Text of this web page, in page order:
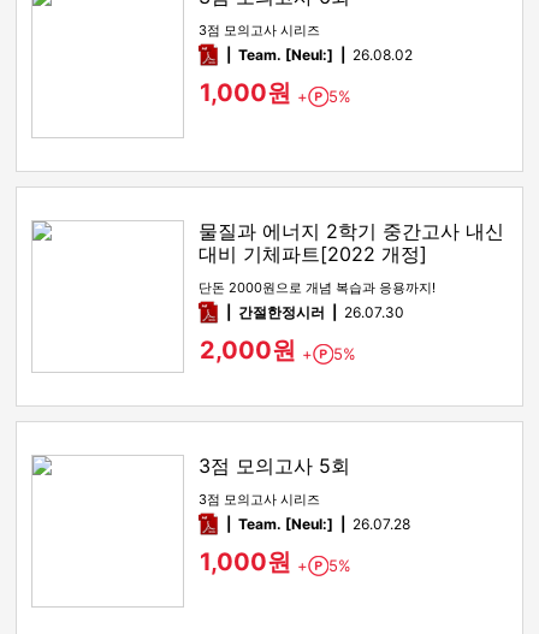
3점 모의고사 시리즈
pdfTeam. [Neul:] 26.08.02
1,000원 + Point
5%
물질과 에너지 2학기 중간고사 내신
대비 기체파트[2022 개정]
단돈 2000원으로 개념 복습과 응용까지!
pdf간절한정시러 26.07.30
2,000원 + Point
5%
3점 모의고사 5회
3점 모의고사 시리즈
pdfTeam. [Neul:] 26.07.28
1,000원 + Point
5%